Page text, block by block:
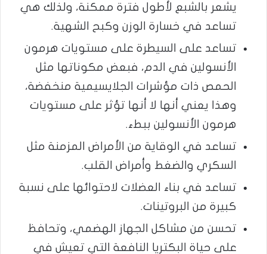
يشعر بالشبع لأطول فترة ممكنة، ولذلك هي
تساعد في خسارة الوزن وكبح الشهية.
تساعد على السيطرة على مستويات هرمون
الأنسولين في الدم، فبعض مكوناتها مثل
الحمص ذات مؤشرات الجلايسيمية منخفضة،
وهذا يعني أنها لا أنها تؤثر على مستويات
هرمون الأنسولين ببطء.
تساعد في الوقاية من الأمراض المزمنة مثل
السكري والضغط وأمراض القلب.
تساعد في بناء العضلات لاحتوائها على نسبة
كبيرة من البروتينات.
تحسن من مشاكل الجهاز الهضمي، وتحافظ
على حياة البكتريا النافعة التي تعيش في